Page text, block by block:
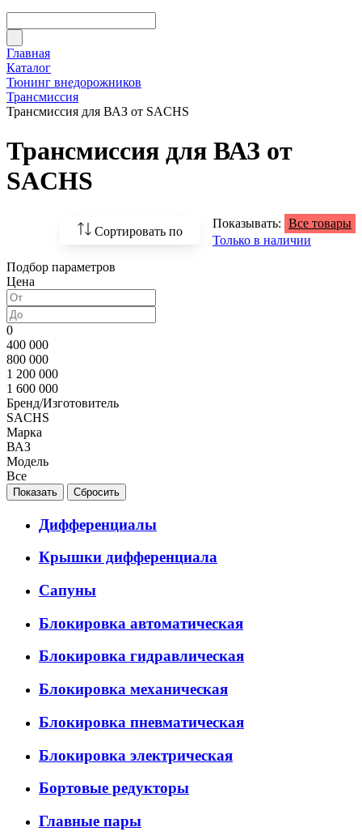
Главная
Каталог
Тюнинг внедорожников
Трансмиссия
Трансмиссия для ВАЗ от SACHS
Трансмиссия для ВАЗ от
SACHS
Сортировать по
По возрастанию
По популярности
Показывать: Все товары
Только в наличии
Подбор параметров
Цена
0
400 000
800 000
1 200 000
1 600 000
Бренд/Изготовитель
SACHS
Марка
ВАЗ
Модель
Все
Дифференциалы
Крышки дифференциала
Сапуны
Блокировка автоматическая
Блокировка гидравлическая
Блокировка механическая
Блокировка пневматическая
Блокировка электрическая
Бортовые редукторы
Главные пары